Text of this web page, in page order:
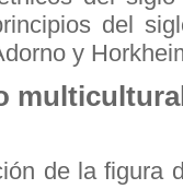
del
y
de la figura